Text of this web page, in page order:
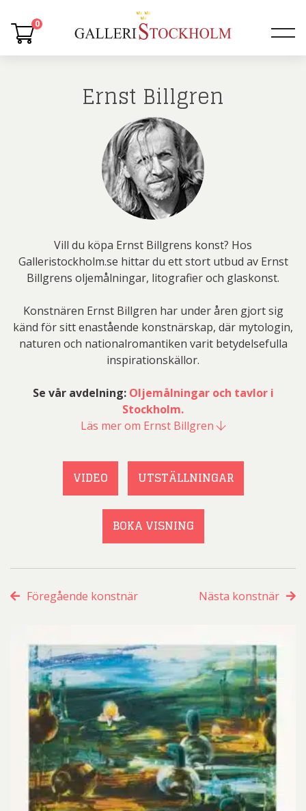
0
Ernst Billgren
Vill du köpa Ernst Billgrens konst? Hos
Galleristockholm.se hittar du ett stort utbud av Ernst
Billgrens oljemålningar, litografier och glaskonst.
Konstnären Ernst Billgren har under åren gjort sig
känd för sitt enastående konstnärskap, där mytologin,
naturen och nationalromantiken varit betydelsefulla
inspirationskällor.
Se vår avdelning: Oljemålningar och tavlor i
Stockholm.
Läs mer om Ernst Billgren
VIDEO UTSTÄLLNINGAR
BOKA VISNING
Föregående konstnär Nästa konstnär